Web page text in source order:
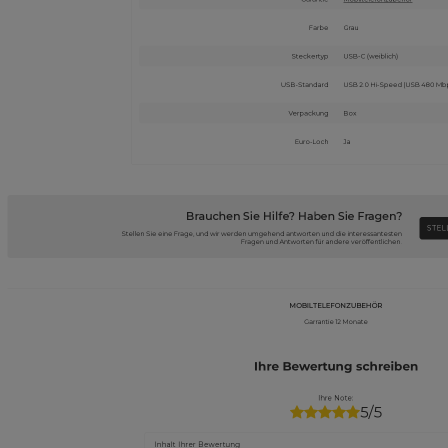
Farbe Grau
Steckertyp USB-C (weiblich)
USB-Standard USB 2.0 Hi-Speed (USB 480
Verpackung Box
Euro-Loch Ja
Brauchen Sie Hilfe? Haben Sie Fragen?
Stellen Sie eine Frage, und wir werden umgehend antworten und die interessantesten
Fragen und Antworten für andere veröffentlichen.
MOBILTELEFONZUBEHÖR
Garrantie 12 Monate
Ihre Bewertung schreiben
Ihre Note:
5/5
Inhalt Ihrer Bewertung